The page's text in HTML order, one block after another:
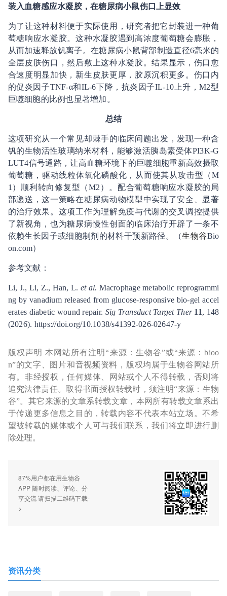
装入血糖感应水凝胶，在糖尿病小鼠伤口上显效
为了让这种材料便于实际使用，研究者把它封装进一种葡
萄糖响应水凝胶。这种水凝胶遇到高浓度葡萄糖会膨胀，
从而加速释放钒离子。在糖尿病小鼠背部制造直径6毫米的
全层皮肤伤口，然后敷上这种水凝胶。结果显示，伤口愈
合速度明显加快，新生皮肤更厚，胶原沉积更多。伤口内
的促炎因子TNF-α和IL-6下降，抗炎因子IL-10上升，M2型
巨噬细胞的比例也显著增加。
总结
这项研究从一个常见却棘手的临床问题出发，发现一种含
钒的生物活性玻璃纳米材料，能够激活胰岛素受体PI3K-G
LUT4信号通路，让高血糖环境下的巨噬细胞重新高效摄取
葡萄糖，驱动线粒体氧化磷酸化，从而使其从攻击型（M
1）顺利转向修复型（M2）。配合葡萄糖响应水凝胶的局
部递送，这一策略在糖尿病动物模型中实现了安全、显著
的治疗效果。这项工作为理解免疫与代谢的交叉调控提供
了新视角，也为糖尿病慢性创面的临床治疗开辟了一条不
依赖生长因子或细胞制剂的材料干预新路径。（生物谷Bio
on.com）
参考文献：
Li, J., Li, Z., Han, L. et al. Macrophage metabolic reprogrammi
ng by vanadium released from glucose-responsive bio-gel accel
erates diabetic wound repair. Sig Transduct Target Ther 11, 148
(2026). https://doi.org/10.1038/s41392-026-02647-y
版权声明 本网站所有注明“来源：生物谷”或“来源：bioo
n”的文字、图片和音视频资料，版权均属于生物谷网站所
有。非经授权，任何媒体、网站或个人不得转载，否则将
追究法律责任。取得书面授权转载时，须注明“来源：生物
谷”。其它来源的文章系转载文章，本网所有转载文章系出
于传递更多信息之目的，转载内容不代表本站立场。不希
望被转载的媒体或个人可与我们联系，我们将立即进行删
除处理。
87%用户都在用生物谷
APP 随时阅读、评论、分
享交流 请扫描二维码下载-
>
资讯分类